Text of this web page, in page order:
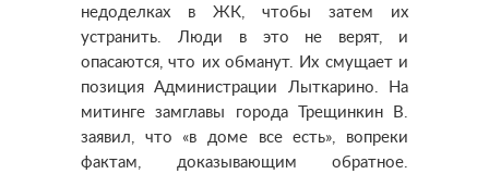
недоделках в ЖК, чтобы затем их
устранить. Люди в это не верят, и
опасаются, что их обманут. Их смущает и
позиция Администрации Лыткарино. На
митинге замглавы города Трещинкин В.
заявил, что «в доме все есть», вопреки
фактам, доказывающим обратное.